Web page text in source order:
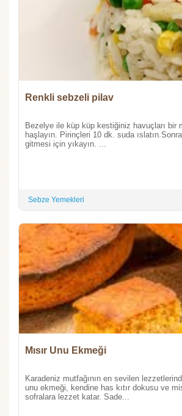
Renkli sebzeli pilav
Bezelye ile küp küp kestiğiniz havuçları bir
haşlayın. Pirinçleri 10 dk. suda
gitmesi için yıkayın. ...
Sebze Yemekleri
Mısır Unu Ekmeği
Karadeniz mutfağının en sevilen
unu ekmeği, kendine has kıtır dokusu ve
sofralara lezzet katar. Sade...